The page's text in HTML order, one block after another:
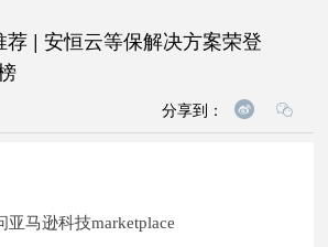
| 安恒云等保解决方案荣登
分享到：
亚马逊科技marketplace